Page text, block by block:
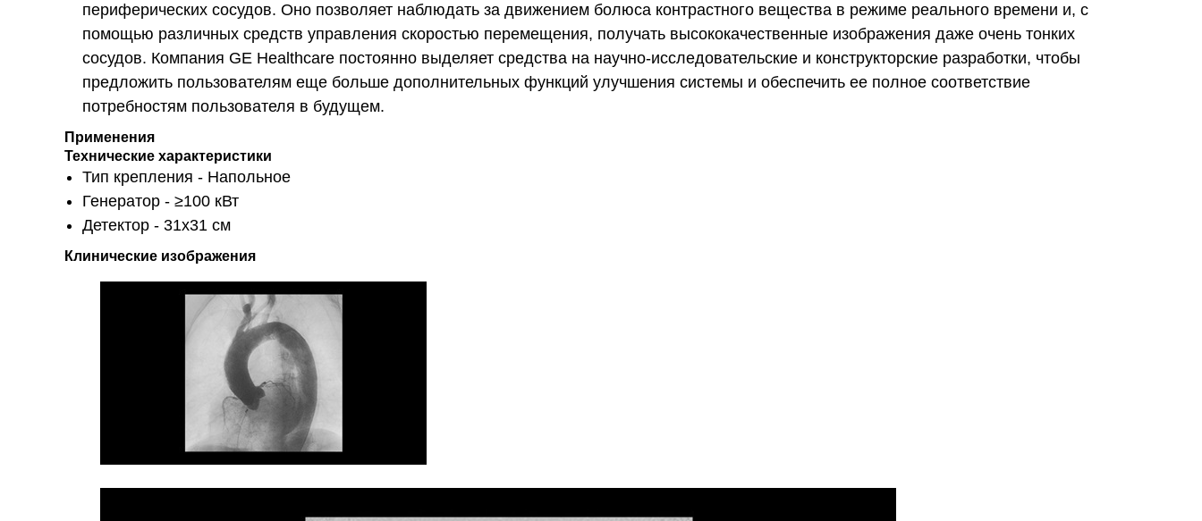
периферических сосудов. Оно позволяет наблюдать за движением болюса контрастного вещества в режиме реального времени и, с
помощью различных средств управления скоростью перемещения, получать высококачественные изображения даже очень тонких
сосудов. Компания GE Healthcare постоянно выделяет средства на научно-исследовательские и конструкторские разработки, чтобы
предложить пользователям еще больше дополнительных функций улучшения системы и обеспечить ее полное соответствие
потребностям пользователя в будущем.
Применения
Технические характеристики
Тип крепления - Напольное
Генератор - ≥100 кВт
Детектор - 31х31 см
Клинические изображения